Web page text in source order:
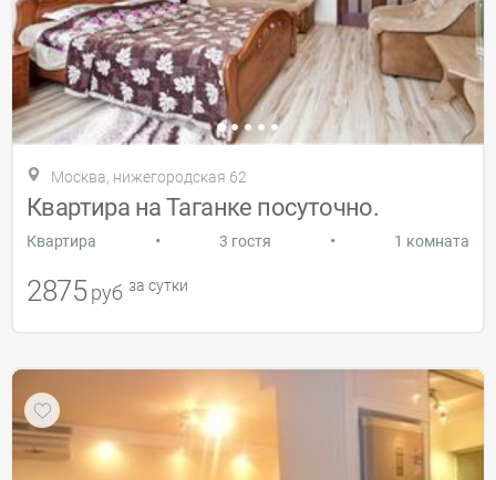
Москва, нижегородская 62
Квартира на Таганке посуточно.
Квартира • 3 гостя • 1 комната
2875 руб за сутки